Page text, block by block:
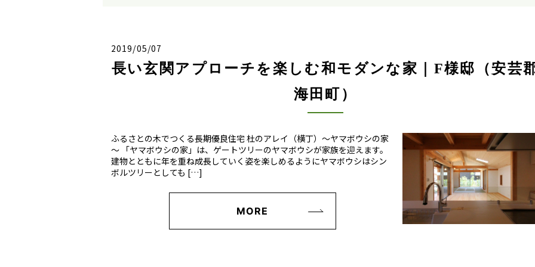
2019/05/07
長い玄関アプローチを楽しむ和モダンな家｜F様邸（安芸
海田町）
ふるさとの木でつくる長期優良住宅 杜のアレイ（横丁）～ヤマボウシの家
～ 「ヤマボウシの家」は、ゲートツリーのヤマボウシが家族を迎えます。
建物とともに年を重ね成長していく姿を楽しめるようにヤマボウシはシン
ボルツリーとしても […]
MORE